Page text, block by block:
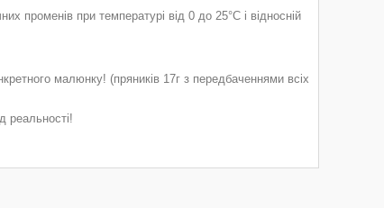
променів при температурі від 0 до 25°С і відносній
малюнку! (пряників 17г з передбаченнями всіх
реальності!